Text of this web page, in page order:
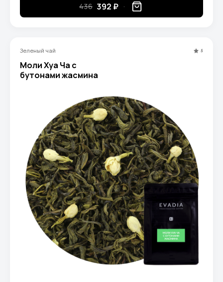
436 392 ₽
Зеленый чай 5
Моли Хуа Ча с
бутонами жасмина